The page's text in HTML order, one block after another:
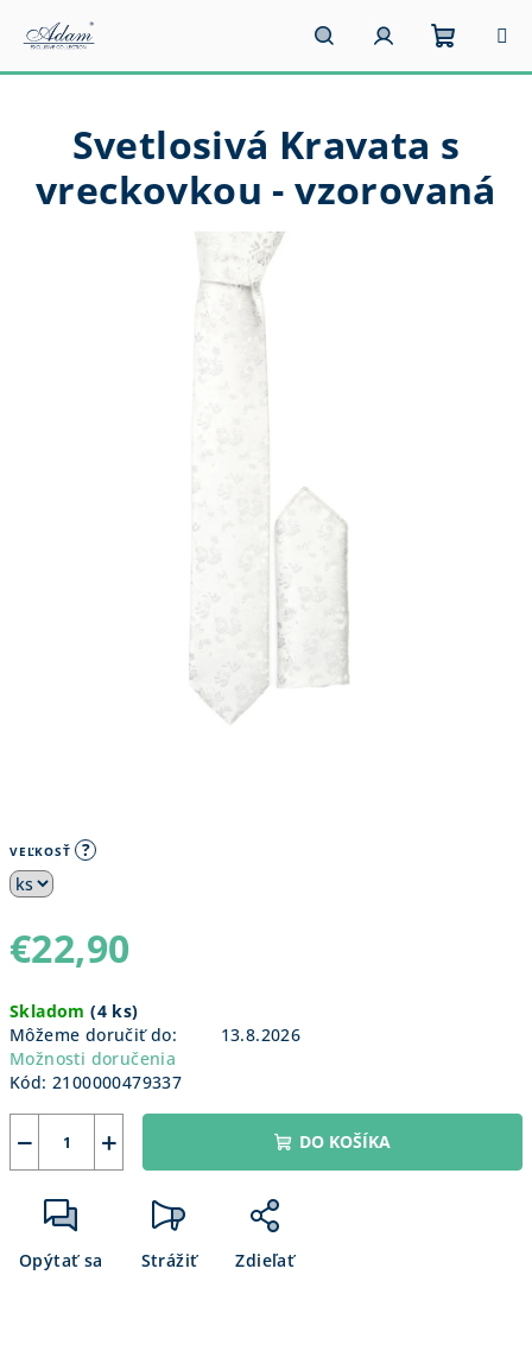
obsah
HľadaťPrihlásenie
košík
VEĽKOSŤ ?
€22,90
cena:
Skladom(4 ks)
Môžeme doručiť do:
13.8.2026
Možnosti doručenia
Kód: 2100000479337
+
− DO KOŠÍKA
Opýtať sa Strážiť Zdieľať
Svetlosivá Kravata s
vreckovkou - vzorovaná